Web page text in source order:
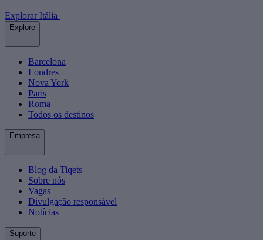
Explorar Itália
Explore
Barcelona
Londres
Nova York
Paris
Roma
Todos os destinos
Empresa
Blog da Tiqets
Sobre nós
Vagas
Divulgação responsável
Notícias
Suporte